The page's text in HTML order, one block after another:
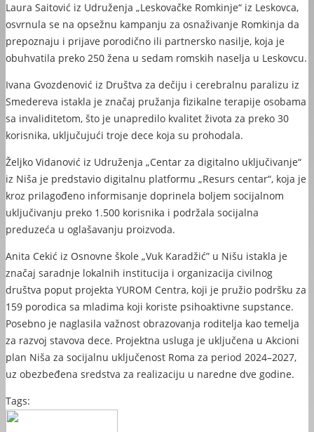
Laura Saitović iz Udruženja „Leskovačke Romkinje“ iz Leskovca,
osvrnula se na opsežnu kampanju za osnaživanje Romkinja da
prepoznaju i prijave porodično ili partnersko nasilje, koja je
obuhvatila preko 250 žena u sedam romskih naselja u Leskovcu.
Ivana Gvozdenović iz Društva za dečiju i cerebralnu paralizu iz
Smedereva istakla je značaj pružanja fizikalne terapije osobama
sa invaliditetom, što je unapredilo kvalitet života za preko 30
korisnika, uključujući troje dece koja su prohodala.
Željko Vidanović iz Udruženja „Centar za digitalno uključivanje“
iz Niša je predstavio digitalnu platformu „Resurs centar“, koja je
kroz prilagođeno informisanje doprinela boljem socijalnom
uključivanju preko 1.500 korisnika i podržala socijalna
preduzeća u oglašavanju proizvoda.
Anita Cekić iz Osnovne škole „Vuk Karadžić” u Nišu istakla je
značaj saradnje lokalnih institucija i organizacija civilnog
društva poput projekta YUROM Centra, koji je pružio podršku za
159 porodica sa mladima koji koriste psihoaktivne supstance.
Posebno je naglasila važnost obrazovanja roditelja kao temelja
za razvoj stavova dece. Projektna usluga je uključena u Akcioni
plan Niša za socijalnu uključenost Roma za period 2024–2027,
uz obezbeđena sredstva za realizaciju u naredne dve godine.
Tags: